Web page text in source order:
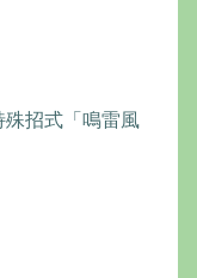
招式「鳴雷風